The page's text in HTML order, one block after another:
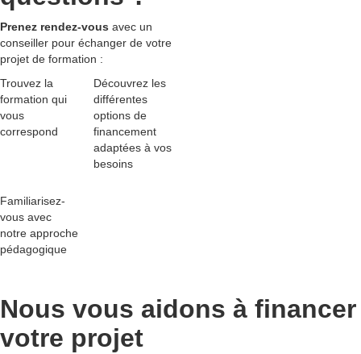
Prenez rendez-vous avec un
conseiller pour échanger de votre
projet de formation :
Trouvez la
formation qui
vous
correspond
Découvrez les
différentes
options de
financement
adaptées à vos
besoins
Familiarisez-
vous avec
notre approche
pédagogique
Nous vous aidons à financer
votre projet